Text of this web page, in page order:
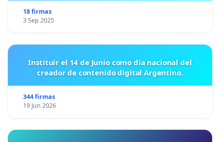
18 firmas
3 Sep 2025
Instituir el 14 de Junio como día nacional del
creador de contenido digital Argentino.
344 firmas
19 Jun 2026